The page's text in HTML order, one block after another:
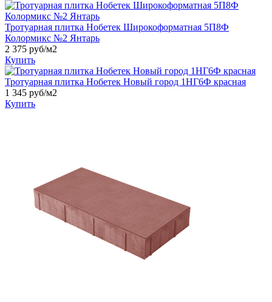
Тротуарная плитка Нобетек Широкоформатная 5П8Ф
Колормикс №2 Янтарь
2 375 руб/м2
Купить
Тротуарная плитка Нобетек Новый город 1НГ6Ф красная
1 345 руб/м2
Купить